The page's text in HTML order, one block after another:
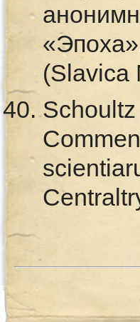
(Slavica